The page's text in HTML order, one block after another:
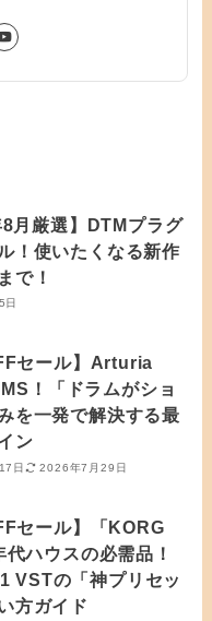
8月厳選】DTMプラグ
！使いたくなる新作
で！
日
セール】Arturia
！「ドラムがショ
を一発で解決する最
ン
日 2026年7月29日
セール】「KORG
ハウスの必需品！
VSTの「神プリセッ
方ガイド